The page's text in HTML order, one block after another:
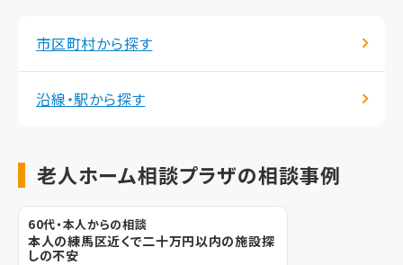
市区町村から探す
沿線・駅から探す
老人ホーム相談プラザの相談事例
60代・本人からの相談
本人の練馬区近くで二十万円以内の施設探
しの不安